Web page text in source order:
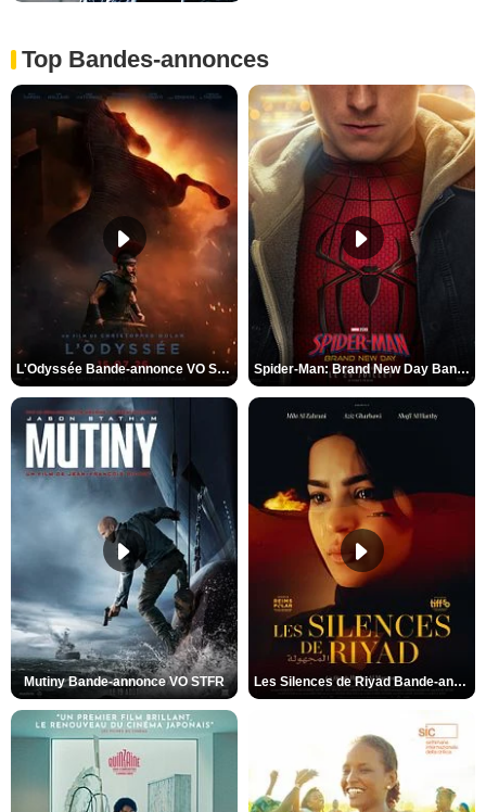
Top Bandes-annonces
L'Odyssée Bande-annonce VO STFR Spider-Man: Brand New Day Bande-annonce VO STFR
Mutiny Bande-annonce VO STFR Les Silences de Riyad Bande-annonce VO STFR